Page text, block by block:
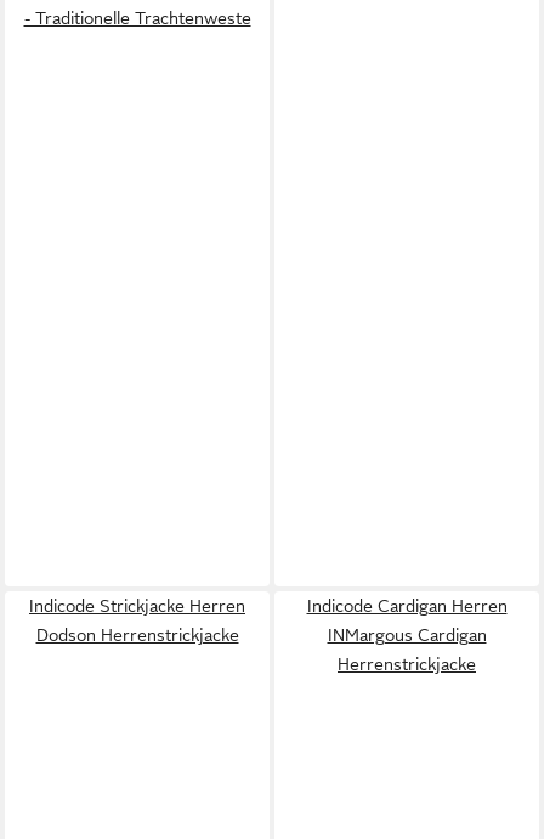
- Traditionelle Trachtenweste
Indicode Strickjacke Herren
Dodson Herrenstrickjacke
Indicode Cardigan Herren
INMargous Cardigan
Herrenstrickjacke